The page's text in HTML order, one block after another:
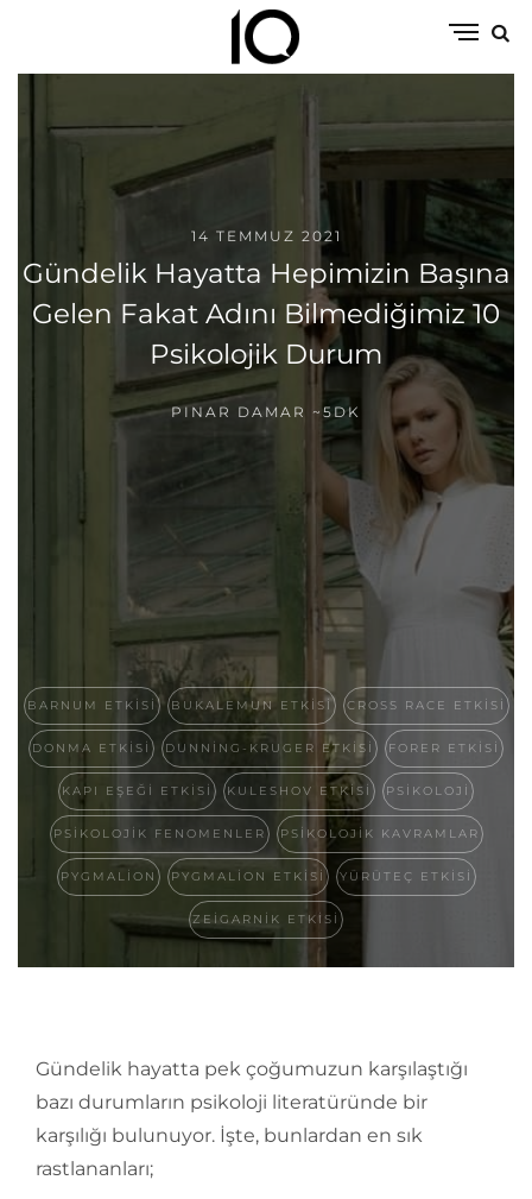
14 TEMMUZ 2021
Gündelik Hayatta Hepimizin Başına
Gelen Fakat Adını Bilmediğimiz 10
Psikolojik Durum
PINAR DAMAR ~5DK
BARNUM ETKISI BUKALEMUN ETKISI CROSS RACE ETKISI
DONMA ETKISI DUNNING-KRUGER ETKISI FORER ETKISI
KAPI EŞEĞI ETKISI KULESHOV ETKISI PSIKOLOJI
PSIKOLOJIK FENOMENLER PSIKOLOJIK KAVRAMLAR
PYGMALION PYGMALION ETKISI YÜRÜTEÇ ETKISI
ZEIGARNIK ETKISI
Gündelik hayatta pek çoğumuzun karşılaştığı
bazı durumların psikoloji literatüründe bir
karşılığı bulunuyor. İşte, bunlardan en sık
rastlananları;